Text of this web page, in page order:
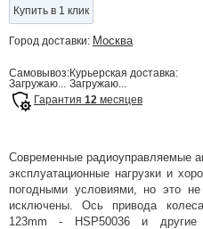
Купить в 1 клик
Город доставки: Москва
Самовывоз:
Загружаю...
Курьерская доставка:
Загружаю...
Гарантия 12 месяцев
Современные радиоуправляемые
эксплуатационные нагрузки и
погодными условиями, но это
исключены. Ось привода
123mm - HSP50036 и